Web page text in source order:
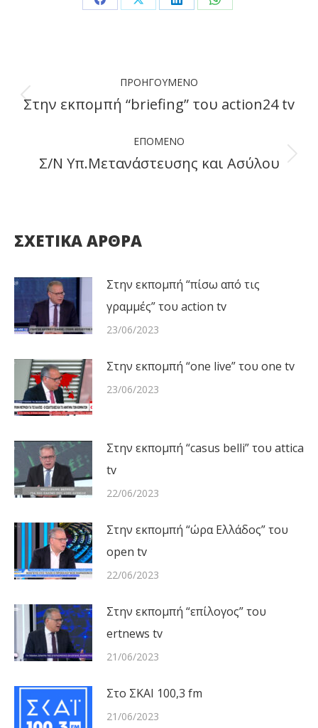
Share Share Share Share
navigation
ΠΡΟΗΓΟΎΜΕΝΟ
Previous
Στην εκπομπή “briefing” του action24 tv
ΕΠΌΜΕΝΟ
Next
Σ/Ν Υπ.Μετανάστευσης και Ασύλου
ΣΧΕΤΙΚΑ ΑΡΘΡΑ
Στην εκπομπή “πίσω από τις
γραμμές” του action tv
23/06/2023
Στην εκπομπή “one live” του one tv
23/06/2023
Στην εκπομπή “casus belli” του attica
tv
22/06/2023
Στην εκπομπή “ώρα Ελλάδος” του
open tv
22/06/2023
Στην εκπομπή “επίλογος” του
ertnews tv
21/06/2023
Στο ΣΚΑΙ 100,3 fm
21/06/2023